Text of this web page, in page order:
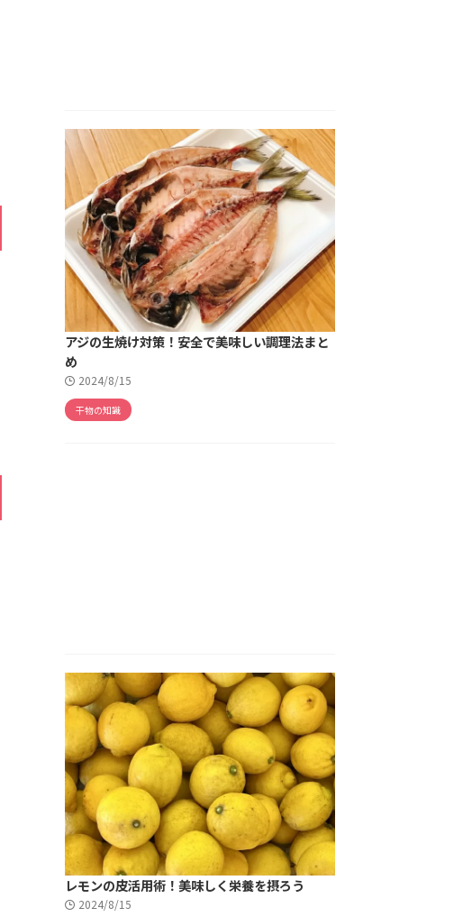
アジの生焼け対策！安全で美味しい調理法まと
め
2024/8/15
干物の知識
レモンの皮活用術！美味しく栄養を摂ろう
2024/8/15